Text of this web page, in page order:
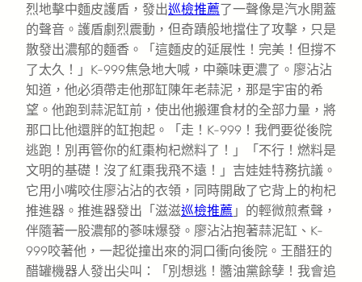
烈地擊中麵皮護盾，發出巡檢推薦了一聲像是汽水開蓋
的聲音。護盾劇烈震動，但奇蹟般地擋住了攻擊，只是
散發出濃郁的麵香。「這麵皮的延展性！完美！但撐不
了太久！」K-999焦急地大喊，中藥味更濃了。廖沾沾
知道，他必須帶走他那缸陳年老蒜泥，那是宇宙的希
望。他跑到蒜泥缸前，使出他搬運食材的全部力量，將
那口比他還胖的缸抱起。「走！K-999！我們要從後院
逃跑！別再管你的紅棗枸杞燃料了！」「不行！燃料是
文明的基礎！沒了紅棗我飛不遠！」吉娃娃特務抗議。
它用小嘴咬住廖沾沾的衣領，同時開啟了它背上的枸杞
推進器。推進器發出「滋滋巡檢推薦 」的輕微煎煮聲，
伴隨著一股濃郁的蔘味爆發。廖沾沾抱著蒜泥缸、K-
999咬著他，一起從撞出來的洞口衝向後院。王醋狂的
醋罐機器人發出尖叫：「別想逃！醬油黨餘孽！我會追